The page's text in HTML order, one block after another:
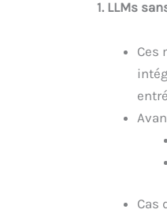
1. LLMs
Ces
Cas